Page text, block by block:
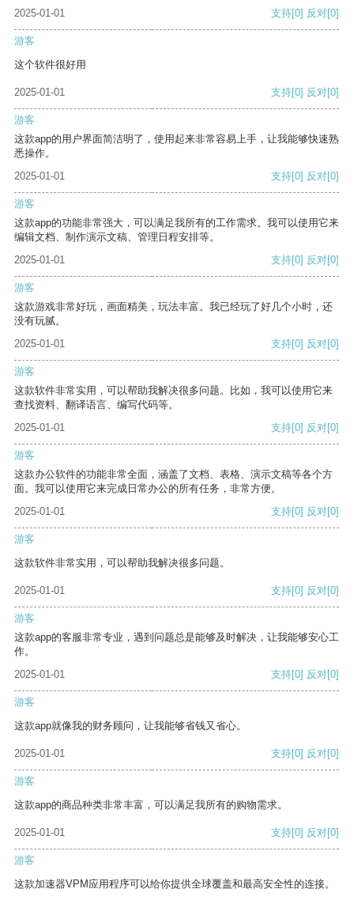
2025-01-01 支持[0] 反对[0]
游客
这个软件很好用
2025-01-01 支持[0] 反对[0]
游客
这款app的用户界面简洁明了，使用起来非常容易上手，让我能够快速熟
悉操作。
2025-01-01
支持[0] 反对[0]
游客
这款app的功能非常强大，可以满足我所有的工作需求。我可以使用它来
编辑文档、制作演示文稿、管理日程安排等。
2025-01-01
支持[0] 反对[0]
游客
这款游戏非常好玩，画面精美，玩法丰富。我已经玩了好几个小时，还
没有玩腻。
2025-01-01
支持[0] 反对[0]
游客
这款软件非常实用，可以帮助我解决很多问题。比如，我可以使用它来
查找资料、翻译语言、编写代码等。
2025-01-01
支持[0] 反对[0]
游客
这款办公软件的功能非常全面，涵盖了文档、表格、演示文稿等各个方
面。我可以使用它来完成日常办公的所有任务，非常方便。
2025-01-01
支持[0] 反对[0]
游客
这款软件非常实用，可以帮助我解决很多问题。
2025-01-01 支持[0] 反对[0]
游客
这款app的客服非常专业，遇到问题总是能够及时解决，让我能够安心工
作。
2025-01-01
支持[0] 反对[0]
游客
这款app就像我的财务顾问，让我能够省钱又省心。
2025-01-01 支持[0] 反对[0]
游客
这款app的商品种类非常丰富，可以满足我所有的购物需求。
2025-01-01 支持[0] 反对[0]
游客
这款加速器VPM应用程序可以给你提供全球覆盖和最高安全性的连接。